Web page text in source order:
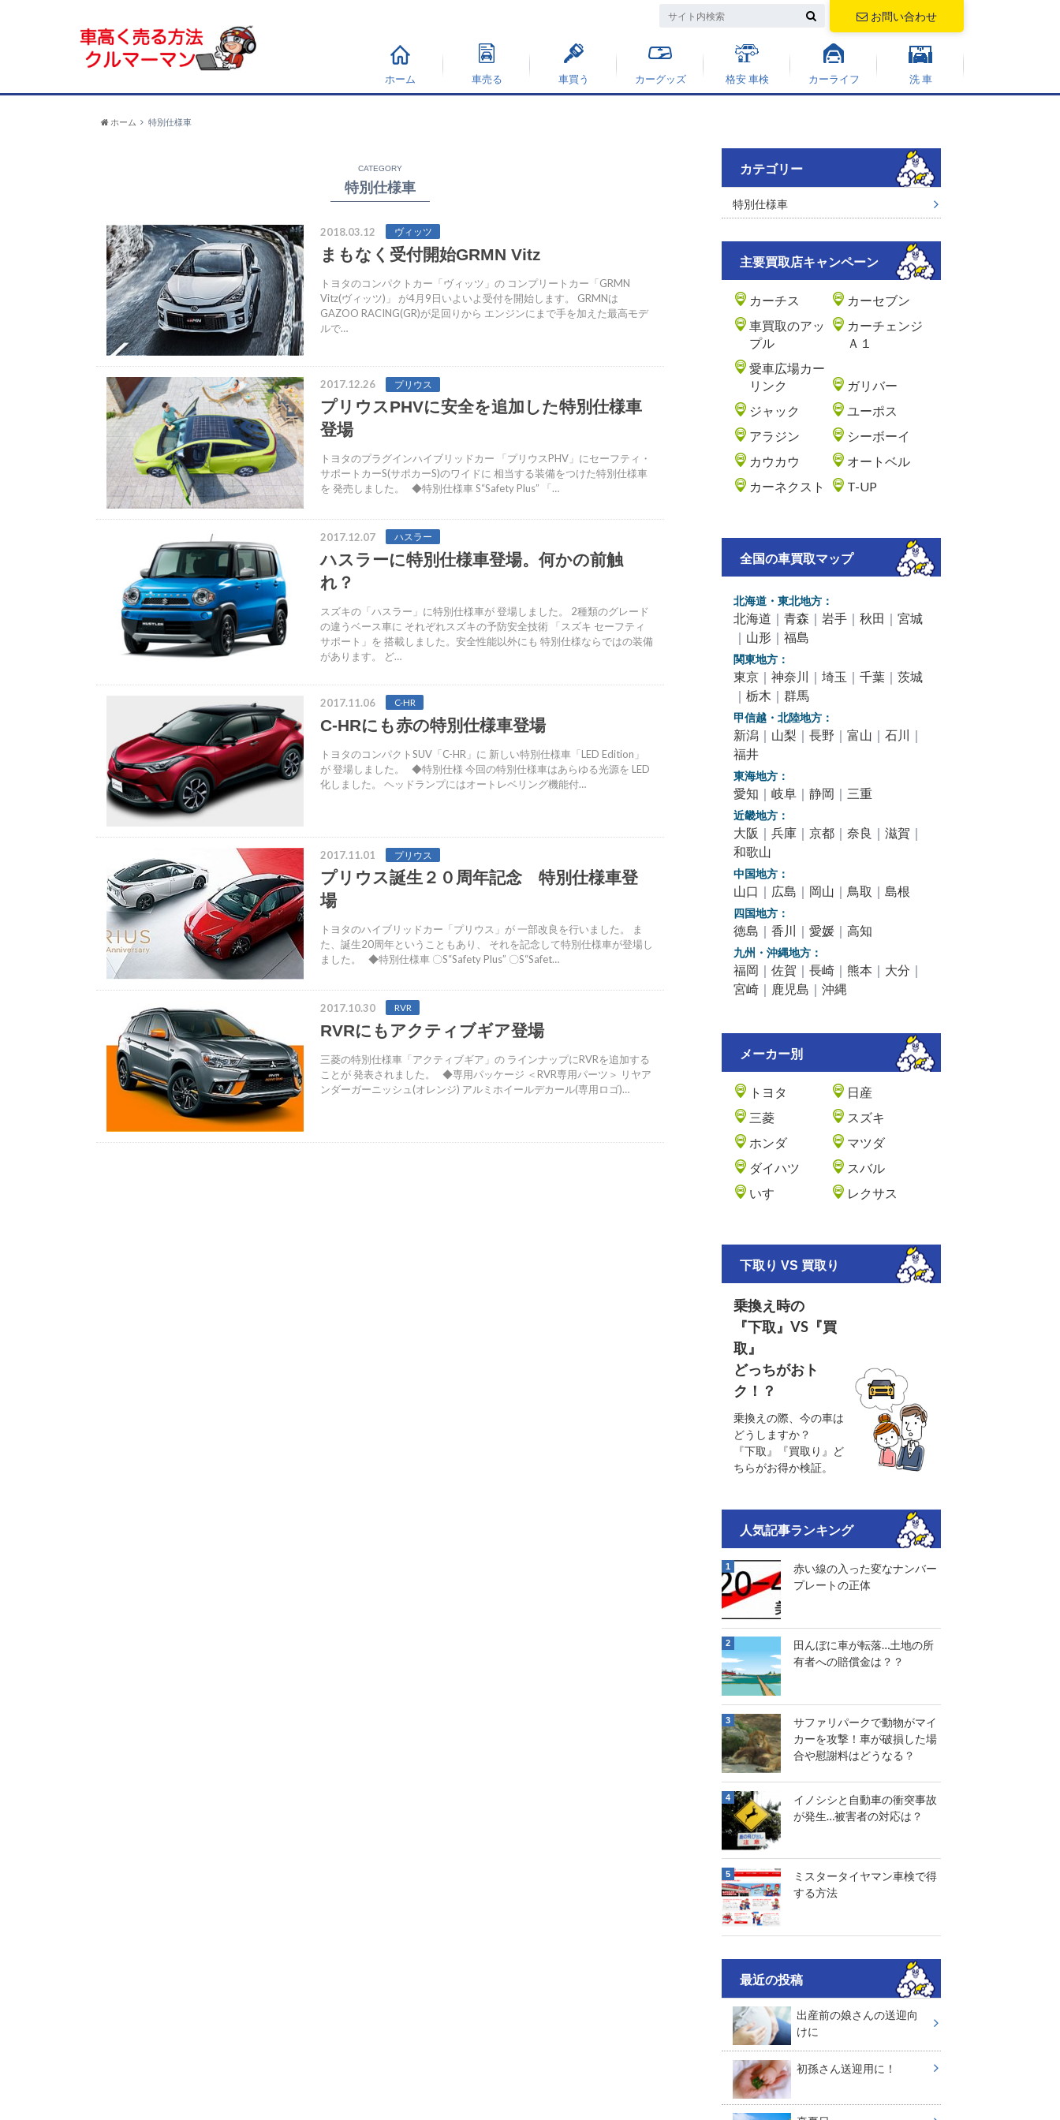
お問い合わせ
ホーム 車売る 車買う カーグッズ 格安 車検 カーライフ 洗 車
ホーム 特別仕様車
CATEGORY
特別仕様車
2018.03.12 ヴィッツ
まもなく受付開始GRMN Vitz
トヨタのコンパクトカー「ヴィッツ」の コンプリートカー「GRMN
Vitz(ヴィッツ)」 が4月9日いよいよ受付を開始します。 GRMNは
GAZOO RACING(GR)が足回りから エンジンにまで手を加えた最高モデ
ルで…
2017.12.26 プリウス
プリウスPHVに安全を追加した特別仕様車
登場
トヨタのプラグインハイブリッドカー 「プリウスPHV」にセーフティ・
サポートカーS(サポカーS)のワイドに 相当する装備をつけた特別仕様車
を 発売しました。 ◆特別仕様車 S“Safety Plus” 「…
2017.12.07 ハスラー
ハスラーに特別仕様車登場。何かの前触
れ？
スズキの「ハスラー」に特別仕様車が 登場しました。 2種類のグレード
の違うベース車に それぞれスズキの予防安全技術 「スズキ セーフティ
サポート」を 搭載しました。安全性能以外にも 特別仕様ならではの装備
があります。 ど…
2017.11.06 C-HR
C-HRにも赤の特別仕様車登場
トヨタのコンパクトSUV「C-HR」に 新しい特別仕様車「LED Edition」
が 登場しました。 ◆特別仕様 今回の特別仕様車はあらゆる光源を LED
化しました。 ヘッドランプにはオートレベリング機能付…
2017.11.01 プリウス
プリウス誕生２０周年記念 特別仕様車登
場
トヨタのハイブリッドカー「プリウス」が 一部改良を行いました。 ま
た、誕生20周年ということもあり、 それを記念して特別仕様車が登場し
ました。 ◆特別仕様車 〇S“Safety Plus” 〇S“Safet…
2017.10.30 RVR
RVRにもアクティブギア登場
三菱の特別仕様車「アクティブギア」の ラインナップにRVRを追加する
ことが 発表されました。 ◆専用パッケージ ＜RVR専用パーツ＞ リヤア
ンダーガーニッシュ(オレンジ) アルミホイールデカール(専用ロゴ)…
カテゴリー
特別仕様車
主要買取店キャンペーン
カーチス
カーセブン
車買取のアッ
プル
カーチェンジ
Ａ１
愛車広場カー
リンク
ガリバー
ジャック
ユーポス
アラジン
シーボーイ
カウカウ
オートベル
カーネクスト
T-UP
全国の車買取マップ
北海道・東北地方：
北海道 ｜ 青森 ｜ 岩手｜ 秋田 ｜ 宮城
｜ 山形｜ 福島
関東地方：
東京｜ 神奈川 ｜ 埼玉 ｜ 千葉｜ 茨城
｜ 栃木 ｜ 群馬
甲信越・北陸地方：
新潟 ｜ 山梨 ｜ 長野 ｜ 富山 ｜ 石川 ｜
福井
東海地方：
愛知 ｜ 岐阜｜ 静岡 ｜ 三重
近畿地方：
大阪 ｜ 兵庫｜ 京都｜ 奈良 ｜ 滋賀 ｜
和歌山
中国地方：
山口 ｜ 広島 ｜ 岡山 ｜ 鳥取 ｜ 島根
四国地方：
徳島 ｜ 香川 ｜ 愛媛｜ 高知
九州・沖縄地方：
福岡 ｜ 佐賀 ｜ 長崎｜ 熊本 ｜ 大分 ｜
宮崎｜ 鹿児島 ｜ 沖縄
メーカー別
トヨタ
日産
三菱
スズキ
ホンダ
マツダ
ダイハツ
スバル
いすゞ
レクサス
下取り VS 買取り
乗換え時の
『下取』VS『買
取』
どっちがおト
ク！？
乗換えの際、今の車は
どうしますか？
『下取』『買取り』ど
ちらがお得か検証。
人気記事ランキング
赤い線の入った変なナンバー
プレートの正体
田んぼに車が転落…土地の所
有者への賠償金は？？
サファリパークで動物がマイ
カーを攻撃！車が破損した場
合や慰謝料はどうなる？
イノシシと自動車の衝突事故
が発生…被害者の対応は？
ミスタータイヤマン車検で得
する方法
最近の投稿
出産前の娘さんの送迎向
けに
初孫さん送迎用に！